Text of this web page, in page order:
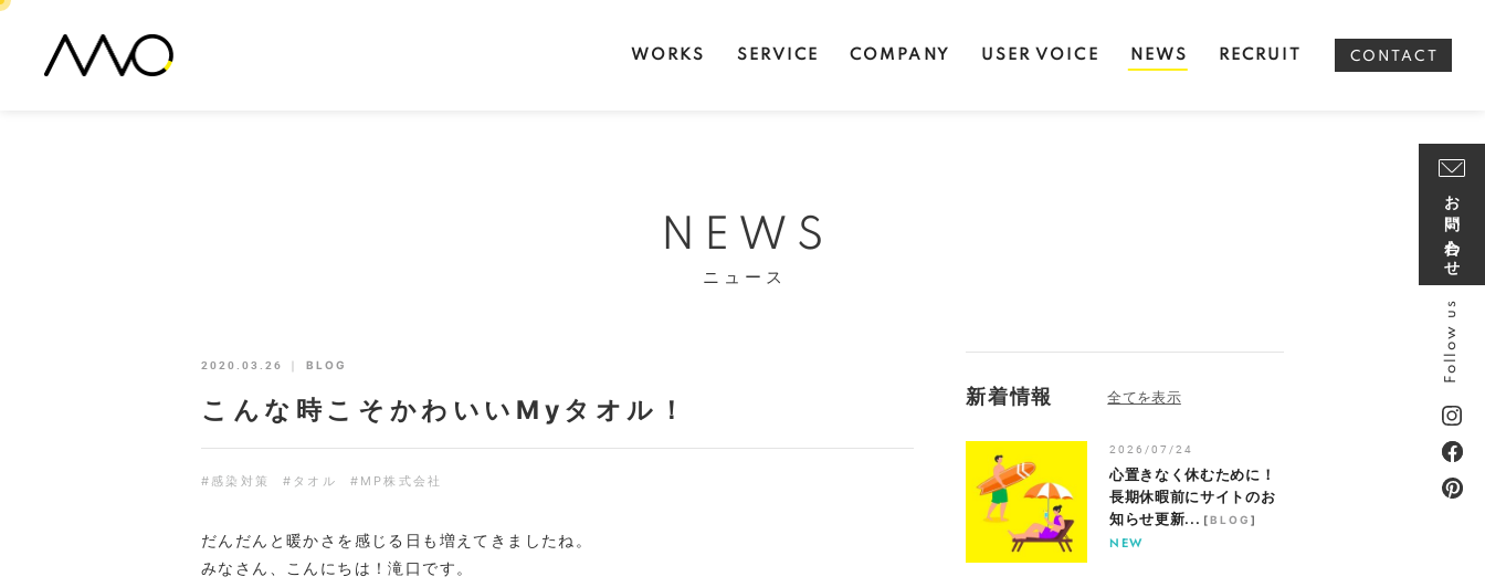
WORKS SERVICE COMPANY USER VOICE NEWS RECRUIT CONTACT
NEWS
ニュース
2020.03.26 ｜ BLOG
こんな時こそかわいいMyタオル！
#感染対策 #タオル #MP株式会社
だんだんと暖かさを感じる日も増えてきましたね。
みなさん、こんにちは！滝口です。
新着情報
2026/07/24
心置きなく休むために！
長期休暇前にサイトのお
知らせ更新... [BLOG]
NEW
お問い合わせ
Follow us